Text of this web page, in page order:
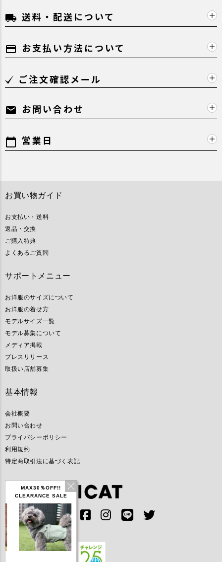
MAX30％OFF!!
CLEARANCE SALE
IDOG ICE HOLD ネ
local_shipping 送料・配送について
payment お支払い方法について
ご注文確認メール
mail お問い合わせ
calendar_today 営業日
お買い物ガイド
お支払い・送料
返品・交換
ご購入特典
よくあるご質問
サポートメニュー
お洋服のサイズについて
お洋服の着せ方
モデルサイズ一覧
モデル募集について
メディア掲載
プレスリリース
取扱い店舗募集
基本情報
会社概要
お問い合わせ
プライバシーポリシー
利用規約
特定商取引法に基づく表記